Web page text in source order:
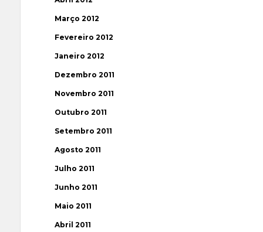
Março 2012
Fevereiro 2012
Janeiro 2012
Dezembro 2011
Novembro 2011
Outubro 2011
Setembro 2011
Agosto 2011
Julho 2011
Junho 2011
Maio 2011
Abril 2011